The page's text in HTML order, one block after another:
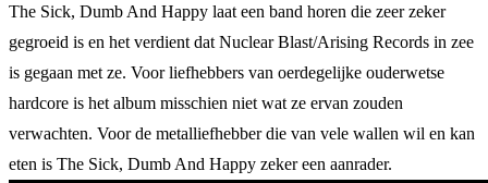
The Sick, Dumb And Happy laat een band horen die zeer zeker
gegroeid is en het verdient dat Nuclear Blast/Arising Records in zee
is gegaan met ze. Voor liefhebbers van oerdegelijke ouderwetse
hardcore is het album misschien niet wat ze ervan zouden
verwachten. Voor de metalliefhebber die van vele wallen wil en kan
eten is The Sick, Dumb And Happy zeker een aanrader.